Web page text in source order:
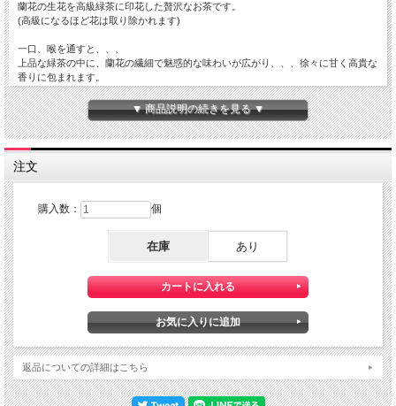
蘭花の生花を高級緑茶に印花した贅沢なお茶です。
(高級になるほど花は取り除かれます)
一口、喉を通すと、、、
上品な緑茶の中に、蘭花の繊細で魅惑的な味わいが広がり、、、徐々に甘く高貴な
香りに包まれます。
高級蘭花を使用したこの贅沢なお茶は、美容・健康に良く、癒しのお茶でもありま
す。水出しにも適しています。
日本での販売は始まったばかり。
※蘭花は輸入禁止規制がございます。当店の高級蘭花茶はすべて正式に輸入してお
ります。
ジャスミンティーと同じ製法で作られます。
花が開ききる前の香り豊かな蘭花を手摘みし丁寧に印花。香りを吸収しやすい新鮮
な緑茶にたっぷり香りを吸収させてから花は取り除きます。
▼ 商品説明の続きを見る ▼
注文
購入数： 個
在庫 あり
返品についての詳細はこちら